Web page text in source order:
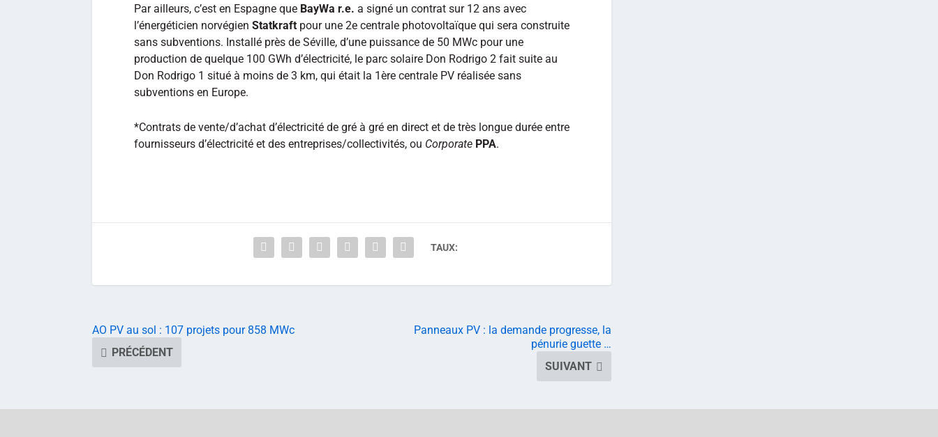
Par ailleurs, c’est en Espagne que BayWa r.e. a signé un contrat sur 12 ans avec
l’énergéticien norvégien Statkraft pour une 2e centrale photovoltaïque qui sera construite
sans subventions. Installé près de Séville, d’une puissance de 50 MWc pour une
production de quelque 100 GWh d’électricité, le parc solaire Don Rodrigo 2 fait suite au
Don Rodrigo 1 situé à moins de 3 km, qui était la 1ère centrale PV réalisée sans
subventions en Europe.
*Contrats de vente/d’achat d’électricité de gré à gré en direct et de très longue durée entre
fournisseurs d’électricité et des entreprises/collectivités, ou Corporate PPA.
TAUX:
AO PV au sol : 107 projets pour 858 MWc
PRÉCÉDENT
Panneaux PV : la demande progresse, la
pénurie guette …
SUIVANT